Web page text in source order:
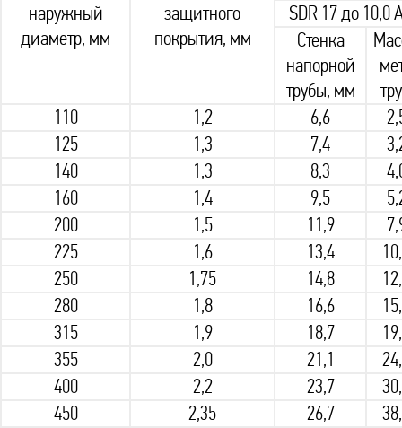
наружный
диаметр, мм
защитного
покрытия, мм
SDR 17 до 10,0
Стенка
напорной
трубы, мм
110
1,2 6,6
125
1,3 7,4
140
1,3 8,3
160
1,4 9,5
200
1,5 11,9
225
1,6 13,4
250
1,75 14,8
280
1,8 16,6
315
1,9 18,7
355
2,0 21,1
400
2,2 23,7
450
2,35 26,7